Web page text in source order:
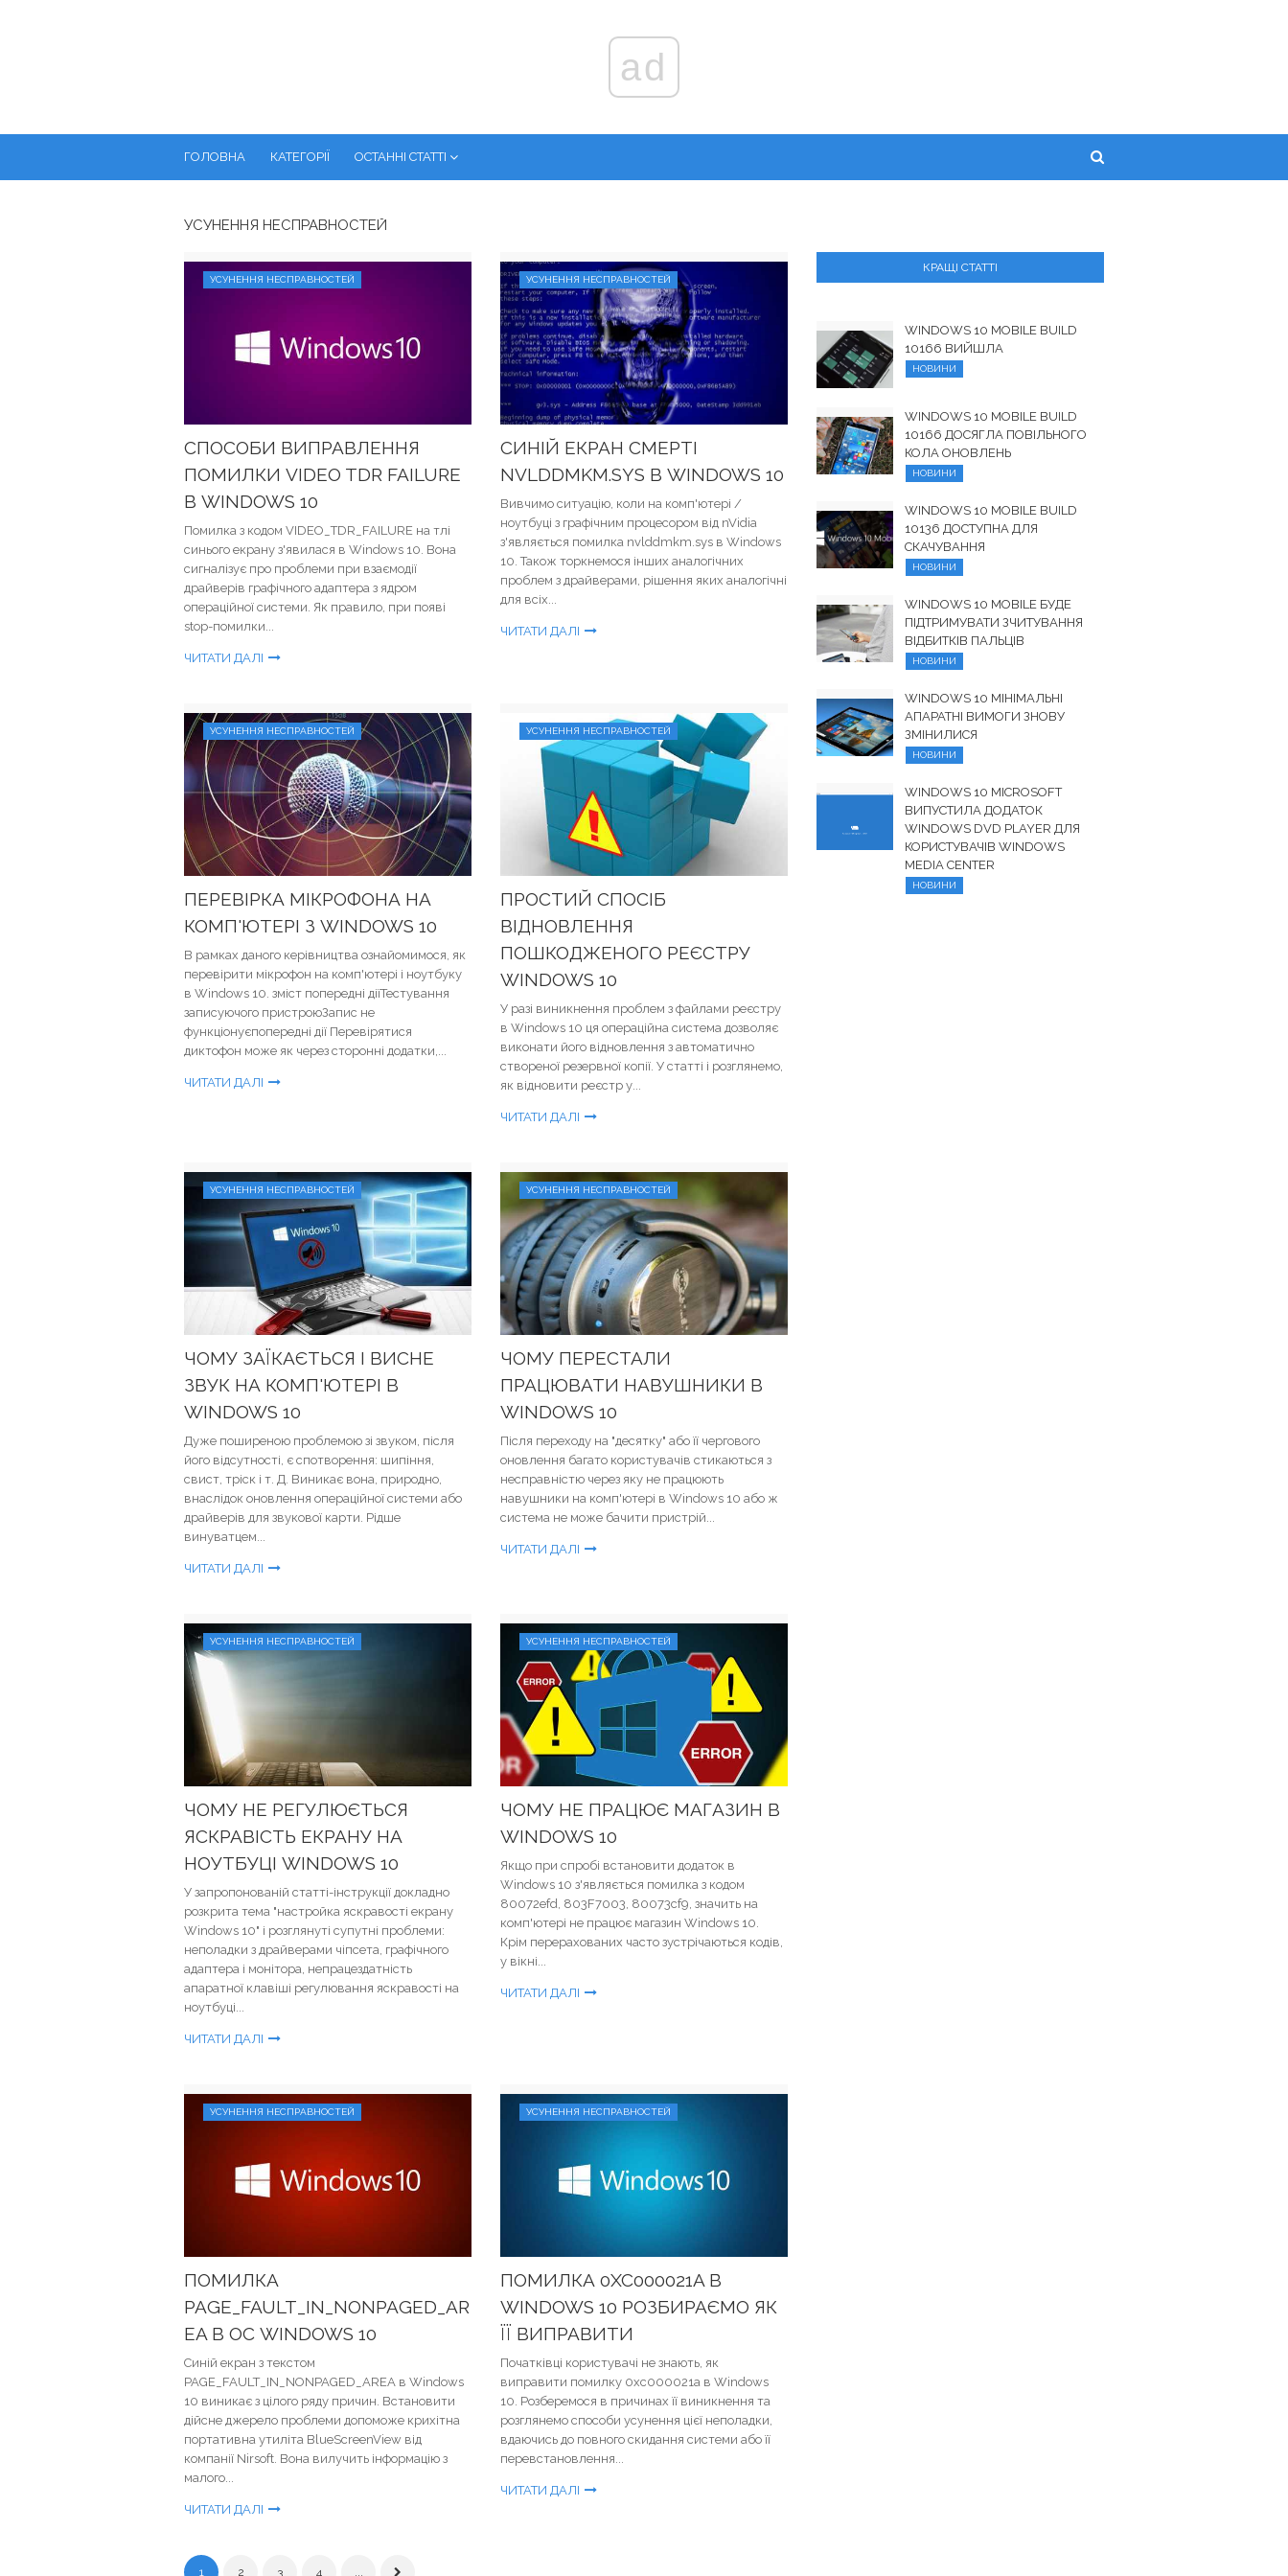
ad
ГОЛОВНА КАТЕГОРІЇ ОСТАННІ СТАТТІ
УСУНЕННЯ НЕСПРАВНОСТЕЙ
УСУНЕННЯ НЕСПРАВНОСТЕЙ
СПОСОБИ ВИПРАВЛЕННЯ
ПОМИЛКИ VIDEO TDR FAILURE
В WINDOWS 10
Помилка з кодом VIDEO_TDR_FAILURE на тлі
синього екрану з'явилася в Windows 10. Вона
сигналізує про проблеми при взаємодії
драйверів графічного адаптера з ядром
операційної системи. Як правило, при появі
stop-помилки...
ЧИТАТИ ДАЛІ
УСУНЕННЯ НЕСПРАВНОСТЕЙ
СИНІЙ ЕКРАН СМЕРТІ
NVLDDMKM.SYS В WINDOWS 10
Вивчимо ситуацію, коли на комп'ютері /
ноутбуці з графічним процесором від nVidia
з'являється помилка nvlddmkm.sys в Windows
10. Також торкнемося інших аналогічних
проблем з драйверами, рішення яких аналогічні
для всіх...
ЧИТАТИ ДАЛІ
УСУНЕННЯ НЕСПРАВНОСТЕЙ
ПЕРЕВІРКА МІКРОФОНА НА
КОМП'ЮТЕРІ З WINDOWS 10
В рамках даного керівництва ознайомимося, як
перевірити мікрофон на комп'ютері і ноутбуку
в Windows 10. зміст попередні діїТестування
записуючого пристроюЗапис не
функціонуєпопередні дії Перевірятися
диктофон може як через сторонні додатки,...
ЧИТАТИ ДАЛІ
УСУНЕННЯ НЕСПРАВНОСТЕЙ
ПРОСТИЙ СПОСІБ
ВІДНОВЛЕННЯ
ПОШКОДЖЕНОГО РЕЄСТРУ
WINDOWS 10
У разі виникнення проблем з файлами реєстру
в Windows 10 ця операційна система дозволяє
виконати його відновлення з автоматично
створеної резервної копії. У статті і розглянемо,
як відновити реєстр у...
ЧИТАТИ ДАЛІ
УСУНЕННЯ НЕСПРАВНОСТЕЙ
ЧОМУ ЗАЇКАЄТЬСЯ І ВИСНЕ
ЗВУК НА КОМП'ЮТЕРІ В
WINDOWS 10
Дуже поширеною проблемою зі звуком, після
його відсутності, є спотворення: шипіння,
свист, тріск і т. Д. Виникає вона, природно,
внаслідок оновлення операційної системи або
драйверів для звукової карти. Рідше
винуватцем...
ЧИТАТИ ДАЛІ
УСУНЕННЯ НЕСПРАВНОСТЕЙ
ЧОМУ ПЕРЕСТАЛИ
ПРАЦЮВАТИ НАВУШНИКИ В
WINDOWS 10
Після переходу на "десятку" або її чергового
оновлення багато користувачів стикаються з
несправністю через яку не працюють
навушники на комп'ютері в Windows 10 або ж
система не може бачити пристрій...
ЧИТАТИ ДАЛІ
УСУНЕННЯ НЕСПРАВНОСТЕЙ
ЧОМУ НЕ РЕГУЛЮЄТЬСЯ
ЯСКРАВІСТЬ ЕКРАНУ НА
НОУТБУЦІ WINDOWS 10
У запропонованій статті-інструкції докладно
розкрита тема "настройка яскравості екрану
Windows 10" і розглянуті супутні проблеми:
неполадки з драйверами чіпсета, графічного
адаптера і монітора, непрацездатність
апаратної клавіші регулювання яскравості на
ноутбуці...
ЧИТАТИ ДАЛІ
УСУНЕННЯ НЕСПРАВНОСТЕЙ
ЧОМУ НЕ ПРАЦЮЄ МАГАЗИН В
WINDOWS 10
Якщо при спробі встановити додаток в
Windows 10 з'являється помилка з кодом
80072efd, 803F7003, 80073cf9, значить на
комп'ютері не працює магазин Windows 10.
Крім перерахованих часто зустрічаються кодів,
у вікні...
ЧИТАТИ ДАЛІ
УСУНЕННЯ НЕСПРАВНОСТЕЙ
ПОМИЛКА
PAGE_FAULT_IN_NONPAGED_AR
EA В ОС WINDOWS 10
Синій екран з текстом
PAGE_FAULT_IN_NONPAGED_AREA в Windows
10 виникає з цілого ряду причин. Встановити
дійсне джерело проблеми допоможе крихітна
портативна утиліта BlueScreenView від
компанії Nirsoft. Вона вилучить інформацію з
малого...
ЧИТАТИ ДАЛІ
УСУНЕННЯ НЕСПРАВНОСТЕЙ
ПОМИЛКА 0XC000021A В
WINDOWS 10 РОЗБИРАЄМО ЯК
ЇЇ ВИПРАВИТИ
Початківці користувачі не знають, як
виправити помилку 0xc000021a в Windows
10. Розберемося в причинах її виникнення та
розглянемо способи усунення цієї неполадки,
вдаючись до повного скидання системи або її
перевстановлення...
ЧИТАТИ ДАЛІ
1 2 3 4 ...
КРАЩІ СТАТТІ
WINDOWS 10 MOBILE BUILD
10166 ВИЙШЛА
НОВИНИ
WINDOWS 10 MOBILE BUILD
10166 ДОСЯГЛА ПОВІЛЬНОГО
КОЛА ОНОВЛЕНЬ
НОВИНИ
WINDOWS 10 MOBILE BUILD
10136 ДОСТУПНА ДЛЯ
СКАЧУВАННЯ
НОВИНИ
WINDOWS 10 MOBILE БУДЕ
ПІДТРИМУВАТИ ЗЧИТУВАННЯ
ВІДБИТКІВ ПАЛЬЦІВ
НОВИНИ
WINDOWS 10 МІНІМАЛЬНІ
АПАРАТНІ ВИМОГИ ЗНОВУ
ЗМІНИЛИСЯ
НОВИНИ
WINDOWS 10 MICROSOFT
ВИПУСТИЛА ДОДАТОК
WINDOWS DVD PLAYER ДЛЯ
КОРИСТУВАЧІВ WINDOWS
MEDIA CENTER
НОВИНИ